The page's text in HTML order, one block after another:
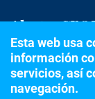
Alertas
Suscríbete a la
Esta web usa
información
servicios, así
navegación.